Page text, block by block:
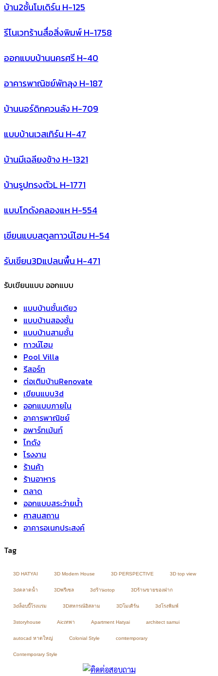
บ้าน2ชั้นโมเดิร์น H-125
รีโนเวทร้านสื่อสิ่งพิมพ์ H-1758
ออกแบบบ้านนครศรี H-40
อาคารพาณิชย์พัทลุง H-187
บ้านนอร์ดิกควนลัง H-709
แบบบ้านเวสเทิร์น H-47
บ้านมีเฉลียงข้าง H-1321
บ้านรูปทรงตัวL H-1771
แบบโกดังคลองแห H-554
เขียนแบบสตูลทาวน์โฮม H-54
รับเขียน3Dแปลนพื้น H-471
รับเขียนแบบ ออกแบบ
แบบบ้านชั้นเดียว
แบบบ้านสองชั้น
แบบบ้านสามชั้น
ทาวน์โฮม
Pool Villa
รีสอร์ท
ต่อเติมบ้านRenovate
เขียนแบบ3d
ออกแบบภายใน
อาคารพาณิชย์
อพาร์ทเม้นท์
โกดัง
โรงงาน
ร้านค้า
ร้านอาหาร
ตลาด
ออกแบบสระว่ายน้ำ
ศาสนสถาน
อาคารอเนกประสงค์
Tag
3D HATYAI 3D Modern House 3D PERSPECTIVE 3D top view
3dตลาดน้ำ 3Dพรีเซล 3dร้านotop 3Dร้านขายของฝาก
3dล็อบบี้โรงแรม 3Dสหกรณ์อิสลาม 3Dโมเดิร์น 3dโรงพิมพ์
3storyhouse Aicเทพา Apartment Hatyai architect samui
autocad หาดใหญ่ Colonial Style comtemporary
Contemporary Style